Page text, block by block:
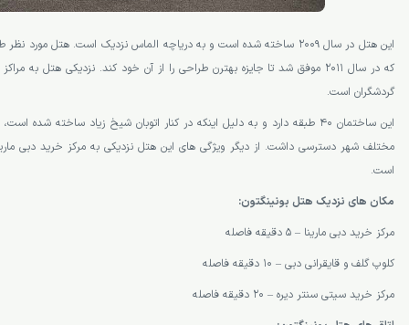
این هتل در سال 2009 ساخته شده است و به دریاچه الماس نزدیک است. هتل مورد
که در سال 2011 موفق شد تا جایزه بهترن طراحی را از آن خود کند. نزدیکی هتل به
گردشگران است.
این ساختمان 40 طبقه دارد و به دلیل اینکه در کنار اتوبان شیخ زیاد ساخته
مختلف شهر دسترسی داشت. از دیگر ویژگی های این هتل نزدیکی به مرکز خرید دبی
است.
مکان های نزدیک هتل بونینگتون:
مرکز خرید دبی مارینا – 5 دقیقه فاصله
کلوپ گلف و قایقرانی دبی – 10 دقیقه فاصله
مرکز خرید سیتی سنتر دیره – 20 دقیقه فاصله